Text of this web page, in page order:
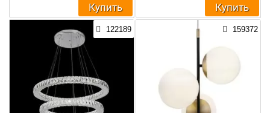
Купить Купить
122189 159372